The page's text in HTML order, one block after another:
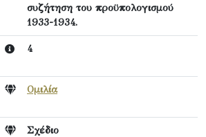
συζήτηση του προϋπολογισμού
1933-1934.
4
Ομιλία
Σχέδιο